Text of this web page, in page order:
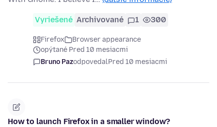
Vyriešené Archivované 1 300
Firefox
Browser appearance
opýtané Pred 10 mesiacmi
Bruno PazodpovedalPred 10 mesiacmi
How to launch Firefox in a smaller window?